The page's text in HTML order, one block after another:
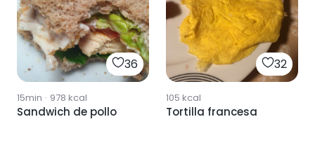
36
15min · 978 kcal
Sandwich de pollo
32
105 kcal
Tortilla francesa